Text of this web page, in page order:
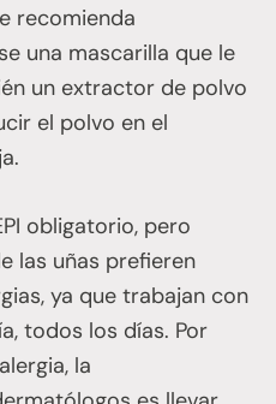
recomienda
una mascarilla que le
un extractor de polvo
el polvo en el
obligatorio, pero
las uñas prefieren
ya que trabajan con
todos los días. Por
la